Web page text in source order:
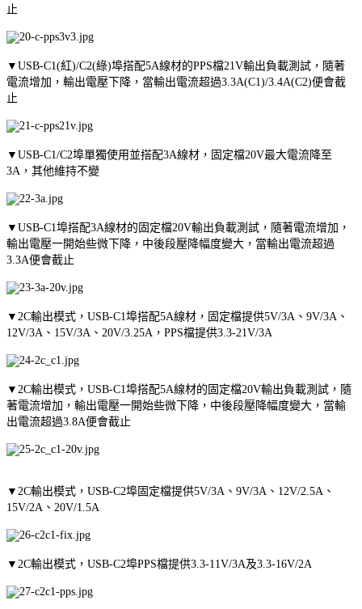
止
▼USB-C1(紅)/C2(綠)埠搭配5A線材的PPS檔21V輸出負載測試，隨著
電流增加，輸出電壓下降，當輸出電流超過3.3A(C1)/3.4A(C2)便會截
止
▼USB-C1/C2埠單獨使用並搭配3A線材，固定檔20V最大電流降至
3A，其他維持不變
▼USB-C1埠搭配3A線材的固定檔20V輸出負載測試，隨著電流增加，
輸出電壓一開始些微下降，中後段壓降幅度變大，當輸出電流超過
3.3A便會截止
▼2C輸出模式，USB-C1埠搭配5A線材，固定檔提供5V/3A、9V/3A、
12V/3A、15V/3A、20V/3.25A，PPS檔提供3.3-21V/3A
▼2C輸出模式，USB-C1埠搭配5A線材的固定檔20V輸出負載測試，隨
著電流增加，輸出電壓一開始些微下降，中後段壓降幅度變大，當輸
出電流超過3.8A便會截止
▼2C輸出模式，USB-C2埠固定檔提供5V/3A、9V/3A、12V/2.5A、
15V/2A、20V/1.5A
▼2C輸出模式，USB-C2埠PPS檔提供3.3-11V/3A及3.3-16V/2A